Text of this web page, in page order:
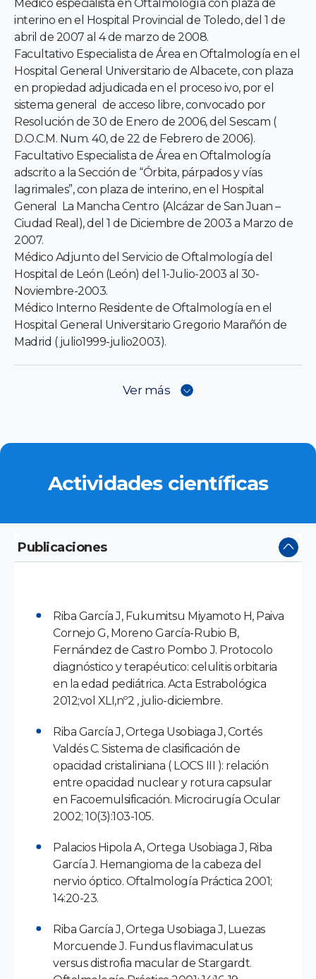
Médico especialista en Oftalmología con plaza de
interino en el Hospital Provincial de Toledo, del 1 de
abril de 2007 al 4 de marzo de 2008.
Facultativo Especialista de Área en Oftalmología en el
Hospital General Universitario de Albacete, con plaza
en propiedad adjudicada en el proceso ivo, por el
sistema general de acceso libre, convocado por
Resolución de 30 de Enero de 2006, del Sescam (
D.O.C.M. Num. 40, de 22 de Febrero de 2006).
Facultativo Especialista de Área en Oftalmología
adscrito a la Sección de “Órbita, párpados y vías
lagrimales”, con plaza de interino, en el Hospital
General La Mancha Centro (Alcázar de San Juan –
Ciudad Real), del 1 de Diciembre de 2003 a Marzo de
2007.
Médico Adjunto del Servicio de Oftalmología del
Hospital de León (León) del 1-Julio-2003 al 30-
Noviembre-2003.
Médico Interno Residente de Oftalmología en el
Hospital General Universitario Gregorio Marañón de
Madrid ( julio1999-julio2003).
Ver más
Actividades científicas
Publicaciones
Riba García J, Fukumitsu Miyamoto H, Paiva
Cornejo G, Moreno García-Rubio B,
Fernández de Castro Pombo J. Protocolo
diagnóstico y terapéutico: celulitis orbitaria
en la edad pediátrica. Acta Estrabológica
2012;vol XLI,nº2 , julio-diciembre.
Riba García J, Ortega Usobiaga J, Cortés
Valdés C. Sistema de clasificación de
opacidad cristaliniana ( LOCS III ): relación
entre opacidad nuclear y rotura capsular
en Facoemulsificación. Microcirugía Ocular
2002; 10(3):103-105.
Palacios Hipola A, Ortega Usobiaga J, Riba
García J. Hemangioma de la cabeza del
nervio óptico. Oftalmología Práctica 2001;
14:20-23.
Riba García J, Ortega Usobiaga J, Luezas
Morcuende J. Fundus flavimaculatus
versus distrofia macular de Stargardt.